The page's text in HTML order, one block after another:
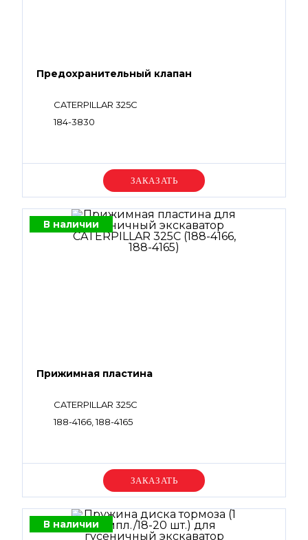
Предохранительный клапан
CATERPILLAR 325C
184-3830
Уточняйте цену
В наличии
Прижимная пластина
CATERPILLAR 325C
188-4166, 188-4165
Уточняйте цену
В наличии